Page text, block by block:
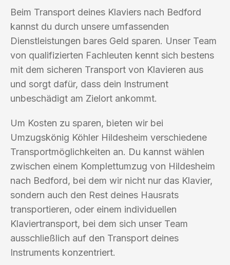
Beim Transport deines Klaviers nach Bedford
kannst du durch unsere umfassenden
Dienstleistungen bares Geld sparen. Unser Team
von qualifizierten Fachleuten kennt sich bestens
mit dem sicheren Transport von Klavieren aus
und sorgt dafür, dass dein Instrument
unbeschädigt am Zielort ankommt.
Um Kosten zu sparen, bieten wir bei
Umzugskönig Köhler Hildesheim verschiedene
Transportmöglichkeiten an. Du kannst wählen
zwischen einem Komplettumzug von Hildesheim
nach Bedford, bei dem wir nicht nur das Klavier,
sondern auch den Rest deines Hausrats
transportieren, oder einem individuellen
Klaviertransport, bei dem sich unser Team
ausschließlich auf den Transport deines
Instruments konzentriert.